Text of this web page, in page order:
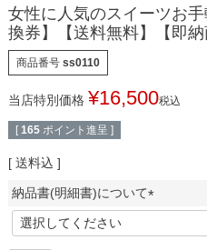
女性に人気のスイーツお
換券】【送料無料】【即納
商品番号 ss0110
当店特別価格 ¥16,500税込
[ 165 ポイント進呈 ]
送料込
納品書(明細書)について
必